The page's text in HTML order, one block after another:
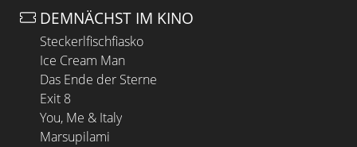
DEMNÄCHST IM KINO
Steckerlfischfiasko
Ice Cream Man
Das Ende der Sterne
Exit 8
You, Me & Italy
Marsupilami